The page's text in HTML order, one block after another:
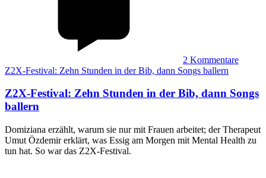
2 Kommentare
Z2X-Festival: Zehn Stunden in der Bib, dann Songs ballern
Z2X-Festival: Zehn Stunden in der Bib, dann Songs
ballern
Domiziana erzählt, warum sie nur mit Frauen arbeitet; der Therapeut
Umut Özdemir erklärt, was Essig am Morgen mit Mental Health zu
tun hat. So war das Z2X-Festival.